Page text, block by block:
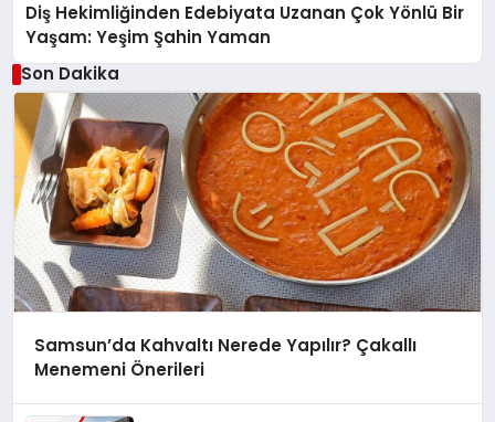
Diş Hekimliğinden Edebiyata Uzanan Çok Yönlü Bir
Yaşam: Yeşim Şahin Yaman
Son Dakika
Samsun’da Kahvaltı Nerede Yapılır? Çakallı
Menemeni Önerileri